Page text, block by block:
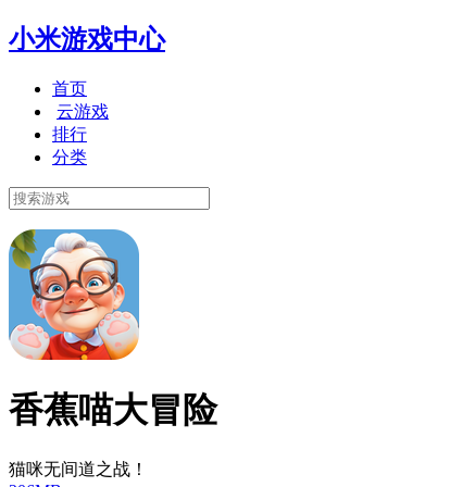
小米游戏中心
首页
云游戏
排行
分类
香蕉喵大冒险
猫咪无间道之战！